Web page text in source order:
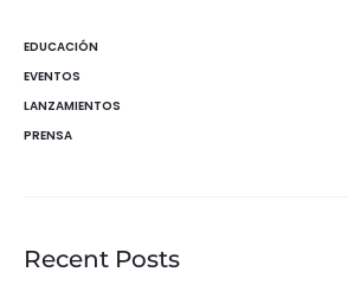
EDUCACIÓN
EVENTOS
LANZAMIENTOS
PRENSA
Recent Posts